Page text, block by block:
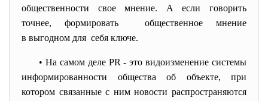
общественности свое мнение. А если говорить
точнее, формировать общественное мнение
в выгодном для себя ключе.
• На самом деле PR - это видоизменение системы
информированности общества об объекте, при
котором связанные с ним новости распространяются